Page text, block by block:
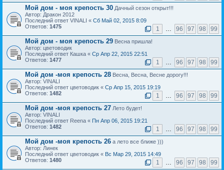
Мой дом - моя крепость 30 Дачный сезон открыт!!!
Автор: Дракон 2012
Последний ответ VINALI « Сб Май 02, 2015 8:09
Ответов: 1475 1 … 96 97 98 99
Мой дом - моя крепость 29 Весна пришла!
Автор: цветоводик
Последний ответ Кашка « Ср Апр 22, 2015 22:51
Ответов: 1477 1 … 96 97 98 99
Мой дом -моя крепость 28 Весна, Весна, Весне дорогу!!!
Автор: VINALI
Последний ответ цветоводик « Ср Апр 15, 2015 19:19
Ответов: 1482 1 … 96 97 98 99
Мой дом -моя крепость 27 Лето будет!
Автор: VINALI
Последний ответ Reena « Пн Апр 06, 2015 19:21
Ответов: 1482 1 … 96 97 98 99
Мой дом -моя крепость 26 а лето все ближе )))
Автор: Линек
Последний ответ цветоводик « Вс Мар 29, 2015 14:49
Ответов: 1480 1 … 96 97 98 99